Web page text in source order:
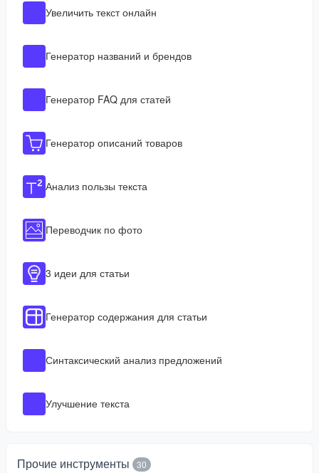
Увеличить текст онлайн
Генератор названий и брендов
Генератор FAQ для статей
Генератор описаний товаров
Анализ пользы текста
Переводчик по фото
3 идеи для статьи
Генератор содержания для статьи
Синтаксический анализ предложений
Улучшение текста
Прочие инструменты 30